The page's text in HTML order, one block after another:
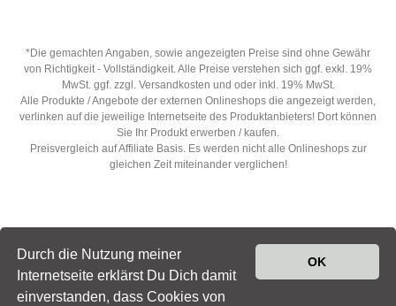
Durch die Nutzung meiner
Internetseite erklärst Du Dich damit
einverstanden, dass Cookies von
OK
*Die gemachten Angaben, sowie angezeigten Preise sind ohne Gewähr
von Richtigkeit - Vollständigkeit. Alle Preise verstehen sich ggf. exkl. 19%
MwSt. ggf. zzgl. Versandkosten und oder inkl. 19% MwSt.
Alle Produkte / Angebote der externen Onlineshops die angezeigt werden,
verlinken auf die jeweilige Internetseite des Produktanbieters! Dort können
Sie Ihr Produkt erwerben / kaufen.
Preisvergleich auf Affiliate Basis. Es werden nicht alle Onlineshops zur
gleichen Zeit miteinander verglichen!